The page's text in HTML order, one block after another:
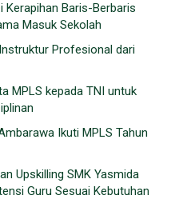
Kerapihan Baris-Berbaris
Masuk Sekolah
Profesional dari
MPLS kepada TNI untuk
Ikuti MPLS Tahun
Upskilling SMK Yasmida
Guru Sesuai Kebutuhan